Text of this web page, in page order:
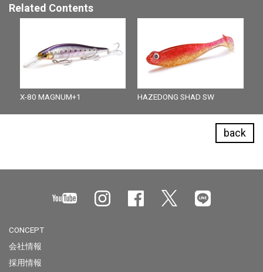
Related Contents
X-80 MAGNUM+1 HAZEDONG SHAD SW
back
CONCEPT
会社情報
採用情報